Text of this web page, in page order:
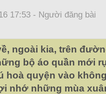
17:53 - Người đăng bài
ngoài kia, trên
bộ áo quần mới
hoà quyện vào
nhớ những mùa